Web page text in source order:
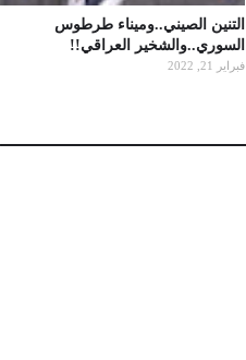
التنين الصيني..وميناء طرطوس
السوري..والشخير العراقي!!
فبراير 21, 2022